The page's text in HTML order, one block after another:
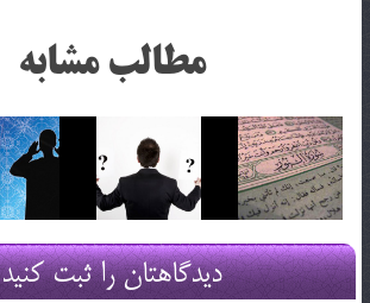
مطالب مشابه
دیدگاهتان را ثبت کنید